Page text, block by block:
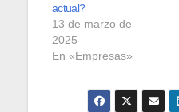
actual?
13 de marzo de
2025
En «Empresas»